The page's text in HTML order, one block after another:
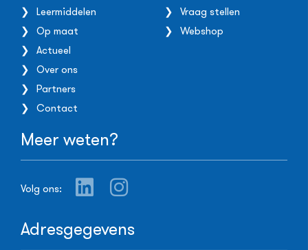
Leermiddelen
Op maat
Actueel
Over ons
Partners
Contact
Vraag stellen
Webshop
Meer weten?
Volg ons:
Adresgegevens